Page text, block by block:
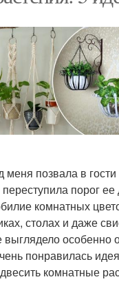
меня позвала в
переступила порог
комнатных
столах и даже
особенно
понравилась
комнатные